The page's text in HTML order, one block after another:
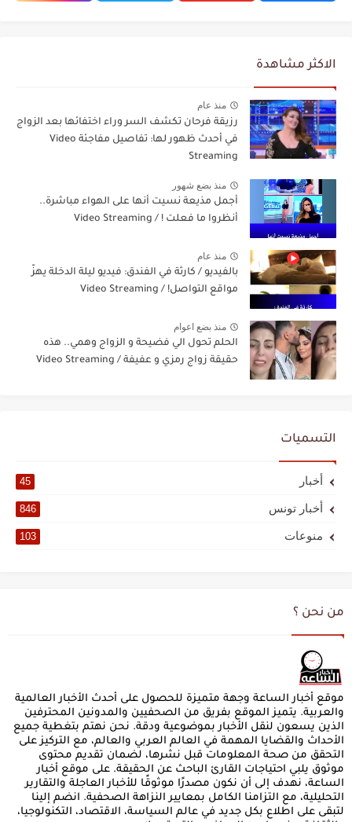
الاكثر مشاهدة
منذ عام
رزيقة فرحان تكشف السر وراء اختفائها بعد الزواج
في أحدث ظهور لها: تفاصيل مفاجئة Video
Streaming
منذ بضع شهور
أجمل مذيعة نسيت أنها على الهواء مباشرة..
أنظروا ما فعلت ! / Video Streaming
منذ عام
بالفيديو / كارثة في الفندق: فيديو ليلة الدخلة يهزّ
مواقع التواصل! / Video Streaming
منذ بضع اعوام
الحلم تحول الي فضيحة و الزواج وهمي.. هذه
حقيقة زواج رمزي و عفيفة / Video Streaming
التسميات
أخبار 45
أخبار تونس 846
منوعات 103
من نحن ؟
موقع أخبار الساعة وجهة متميزة للحصول على أحدث الأخبار العالمية
والعربية. يتميز الموقع بفريق من الصحفيين والمدونين المحترفين
الذين يسعون لنقل الأخبار بموضوعية ودقة. نحن نهتم بتغطية جميع
الأحداث والقضايا المهمة في العالم العربي والعالم، مع التركيز على
التحقق من صحة المعلومات قبل نشرها، لضمان تقديم محتوى
موثوق يلبي احتياجات القارئ الباحث عن الحقيقة. على موقع أخبار
الساعة، نهدف إلى أن نكون مصدرًا موثوقًا للأخبار العاجلة والتقارير
التحليلية، مع التزامنا الكامل بمعايير النزاهة الصحفية. انضم إلينا
لتبقى على اطلاع بكل جديد في عالم السياسة، الاقتصاد، التكنولوجيا،